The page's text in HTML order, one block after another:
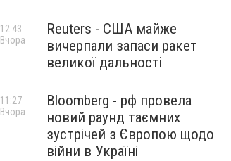
Reuters - США майже
вичерпали запаси ракет
великої дальності
12:43
Вчора
Bloomberg - рф провела
новий раунд таємних
зустрічей з Європою щодо
війни в Україні
11:27
Вчора